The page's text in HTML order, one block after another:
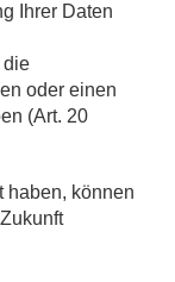
Ihrer Daten
die
oder einen
(Art. 20
haben, können